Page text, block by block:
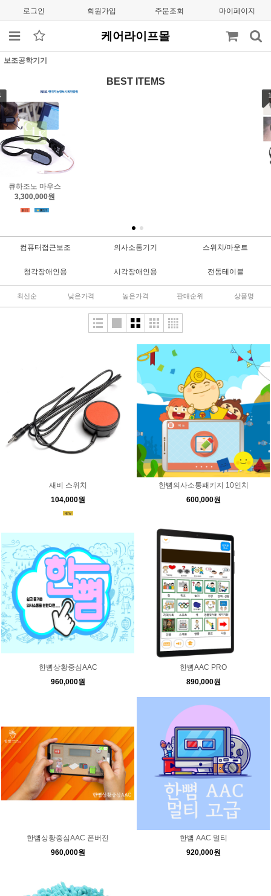
로그인 회원가입 주문조회 마이페이지
케어라이프몰
보조공학기기
BEST ITEMS
큐하조노X 마우스
3,500,000원
컴퓨터접근보조 의사소통기기 스위치/마운트
청각장애인용 시각장애인용 전동테이블
최신순 낮은가격 높은가격 판매순위 상품명
새비 스위치
104,000원
한뼘의사소통패키지 10인치
600,000원
한뼘상황중심AAC
960,000원
한뼘AAC PRO
890,000원
한뼘상황중심AAC 폰버전
960,000원
한뼘 AAC 멀티
920,000원